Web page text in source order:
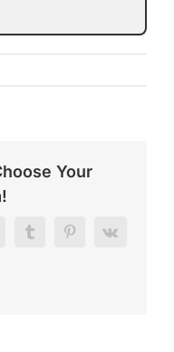
Your
TumblrPinterest
Vk